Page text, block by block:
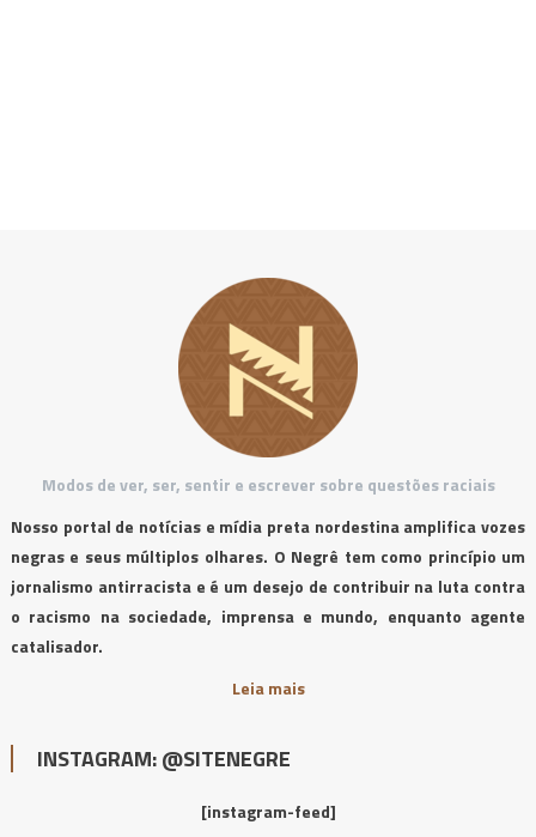
Modos de ver, ser, sentir e escrever sobre questões raciais
Nosso portal de notícias e mídia preta nordestina amplifica vozes
negras e seus múltiplos olhares. O Negrê tem como princípio um
jornalismo antirracista e é um desejo de contribuir na luta contra
o racismo na sociedade, imprensa e mundo, enquanto agente
catalisador.
Leia mais
INSTAGRAM: @SITENEGRE
[instagram-feed]